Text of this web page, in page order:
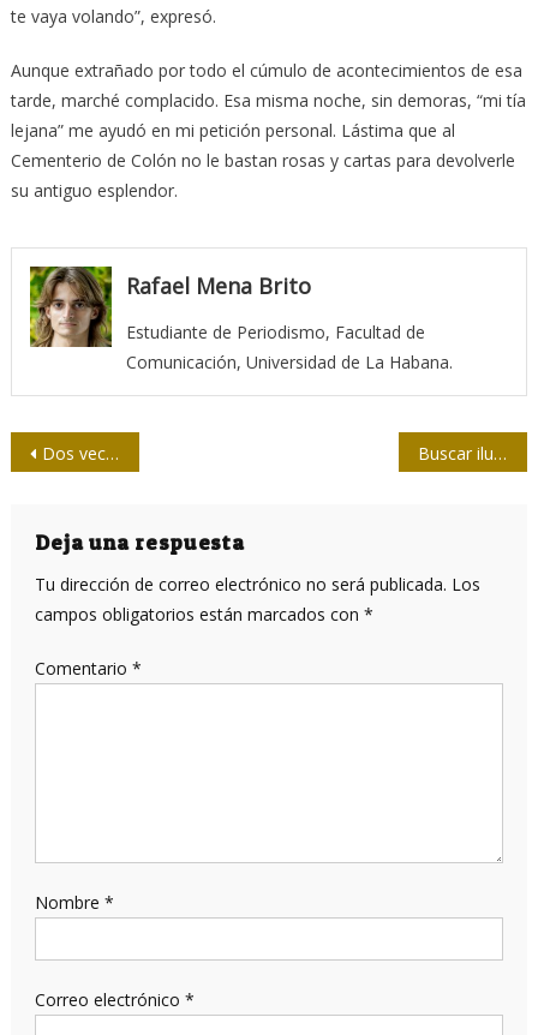
te vaya volando”, expresó.
Aunque extrañado por todo el cúmulo de acontecimientos de esa
tarde, marché complacido. Esa misma noche, sin demoras, “mi tía
lejana” me ayudó en mi petición personal. Lástima que al
Cementerio de Colón no le bastan rosas y cartas para devolverle
su antiguo esplendor.
Rafael Mena Brito
Estudiante de Periodismo, Facultad de
Comunicación, Universidad de La Habana.
Navegación
entradas
Dos veces ella Buscar ilusiones entre los escombros
Deja una respuesta
Tu dirección de correo electrónico no será publicada. Los
campos obligatorios están marcados con *
Comentario *
Nombre *
Correo electrónico *